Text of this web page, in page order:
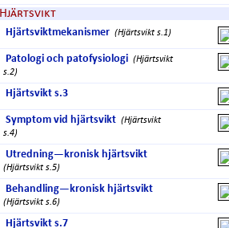
Hjärtsvikt
Hjärtsviktmekanismer (Hjärtsvikt s.1)
Patologi och patofysiologi (Hjärtsvikt
s.2)
Hjärtsvikt s.3
Symptom vid hjärtsvikt (Hjärtsvikt
s.4)
Utredning—kronisk hjärtsvikt
(Hjärtsvikt s.5)
Behandling—kronisk hjärtsvikt
(Hjärtsvikt s.6)
Hjärtsvikt s.7